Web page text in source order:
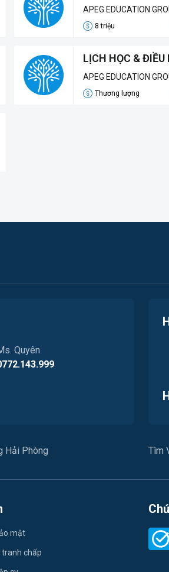
APEG EDUCATION
8 triệu
LỊCH HỌC & ĐIỀU
& COORDINATION
APEG EDUCATION
Thương lượng
Quyên
Hải Phòng Tìm
mật
tranh chấp